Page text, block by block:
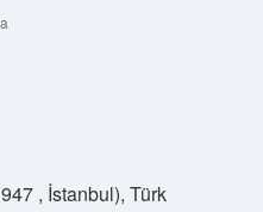
, İstanbul), Türk